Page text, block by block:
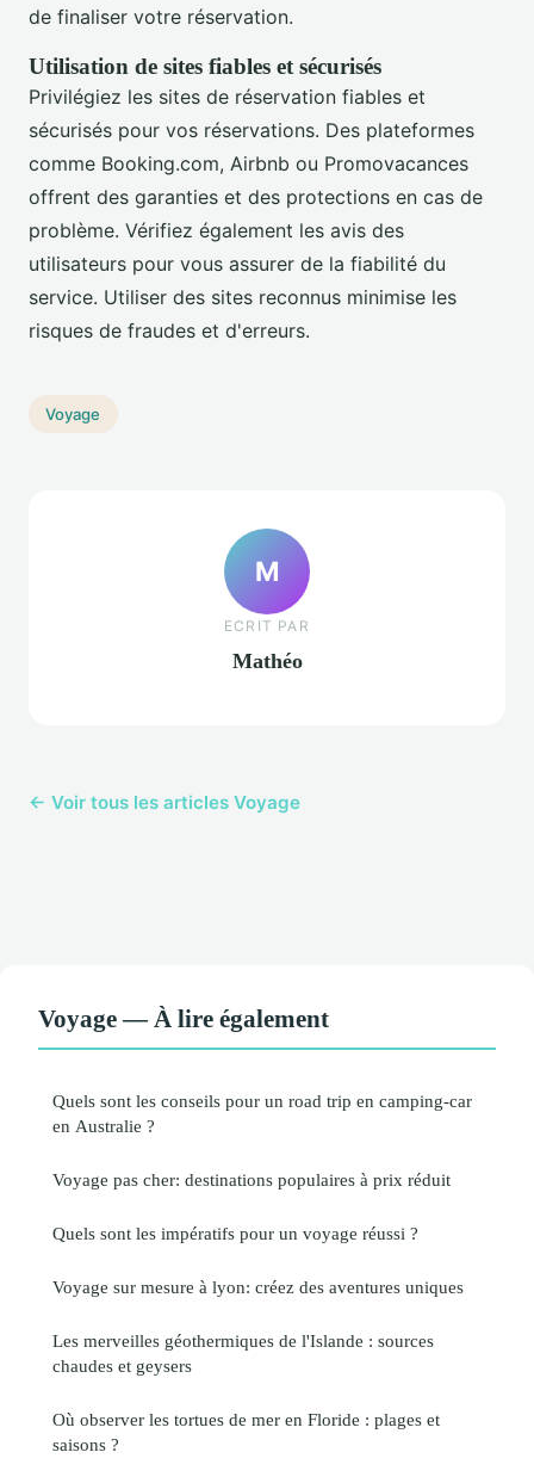
de finaliser votre réservation.
Utilisation de sites fiables et sécurisés
Privilégiez les sites de réservation fiables et
sécurisés pour vos réservations. Des plateformes
comme Booking.com, Airbnb ou Promovacances
offrent des garanties et des protections en cas de
problème. Vérifiez également les avis des
utilisateurs pour vous assurer de la fiabilité du
service. Utiliser des sites reconnus minimise les
risques de fraudes et d'erreurs.
Voyage
M
ECRIT PAR
Mathéo
← Voir tous les articles Voyage
Voyage — À lire également
Quels sont les conseils pour un road trip en camping-car
en Australie ?
Voyage pas cher: destinations populaires à prix réduit
Quels sont les impératifs pour un voyage réussi ?
Voyage sur mesure à lyon: créez des aventures uniques
Les merveilles géothermiques de l'Islande : sources
chaudes et geysers
Où observer les tortues de mer en Floride : plages et
saisons ?